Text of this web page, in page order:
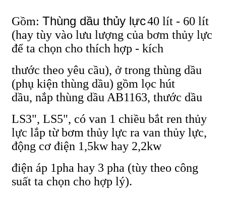
Gồm: Thùng dầu thủy lực40 lít - 60 lít
(hay tùy vào lưu lượng của bơm thủy lực
để ta chọn cho thích hợp - kích
thước theo yêu cầu), ở trong thùng dầu
(phụ kiện thùng dầu) gồm lọc hút
dầu, nắp thùng dầu AB1163, thước dầu
LS3", LS5", có van 1 chiều bắt ren thủy
lực lắp từ bơm thủy lực ra van thủy lực,
động cơ điện 1,5kw hay 2,2kw
điện áp 1pha hay 3 pha (tùy theo công
suất ta chọn cho hợp lý).